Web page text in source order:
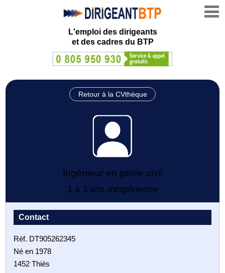
L'emploi des dirigeants
et des cadres du BTP
Retour à la CVthèque
Ingénieur en génie civil
1 à 3 ans d'expérience
Contact
Réf. DT905262345
Né en 1978
1452 Thiés